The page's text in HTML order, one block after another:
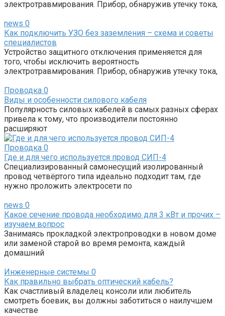
электротравмирования. Прибор, обнаружив утечку тока,
news 0
Как подключить УЗО без заземления – схема и советы
специалистов
Устройство защитного отключения применяется для
того, чтобы исключить вероятность
электротравмирования. Прибор, обнаружив утечку тока,
Проводка 0
Виды и особенности силового кабеля
Популярность силовых кабелей в самых разных сферах
привела к тому, что производители постоянно
расширяют
Проводка 0
Где и для чего используется провод СИП-4
Специализированный самонесущий изолированный
провод четвёртого типа идеально подходит там, где
нужно проложить электросети по
news 0
Какое сечение провода необходимо для 3 кВт и прочих –
изучаем вопрос
Занимаясь прокладкой электропроводки в новом доме
или заменой старой во время ремонта, каждый
домашний
Инженерные системы 0
Как правильно выбрать оптический кабель?
Как счастливый владелец консоли или любитель
смотреть боевик, вы должны заботиться о наилучшем
качестве